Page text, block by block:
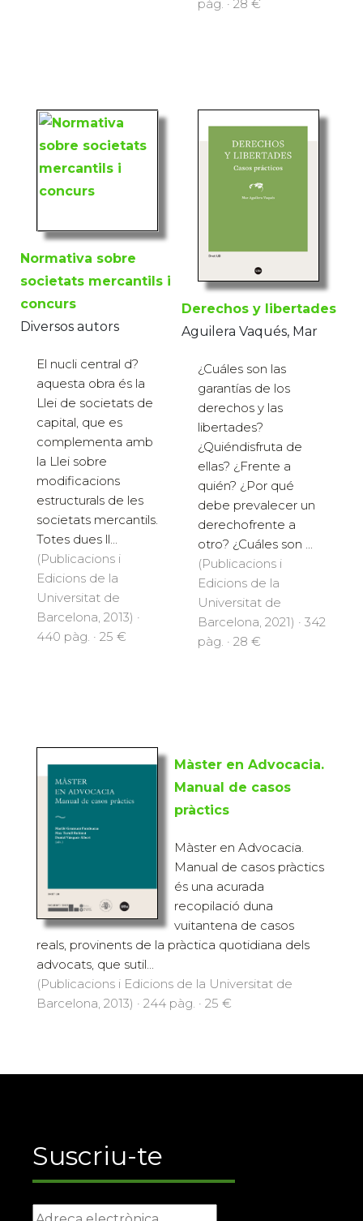
pàg. · 28 €
Normativa sobre
societats mercantils i
concurs
Diversos autors
El nucli central d?
aquesta obra és la
Llei de societats de
capital, que es
complementa amb
la Llei sobre
modificacions
estructurals de les
societats mercantils.
Totes dues ll...
(Publicacions i
Edicions de la
Universitat de
Barcelona, 2013) ·
440 pàg. · 25 €
Derechos y libertades
Aguilera Vaqués, Mar
¿Cuáles son las
garantías de los
derechos y las
libertades?
¿Quiéndisfruta de
ellas? ¿Frente a
quién? ¿Por qué
debe prevalecer un
derechofrente a
otro? ¿Cuáles son ...
(Publicacions i
Edicions de la
Universitat de
Barcelona, 2021) · 342
pàg. · 28 €
Màster en Advocacia.
Manual de casos
pràctics
Màster en Advocacia.
Manual de casos pràctics
és una acurada
recopilació duna
vuitantena de casos
reals, provinents de la pràctica quotidiana dels
advocats, que sutil...
(Publicacions i Edicions de la Universitat de
Barcelona, 2013) · 244 pàg. · 25 €
Suscriu-te